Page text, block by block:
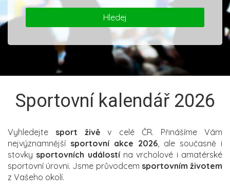
Sportovní kalendář 2026
Vyhledejte sport živě v celé ČR. Přinášíme Vám
nejvýznamnější sportovní akce 2026, ale současně i
stovky sportovních událostína vrcholové i amatérské
sportovní úrovni. Jsme průvodcem sportovním životem
z Vašeho okolí.